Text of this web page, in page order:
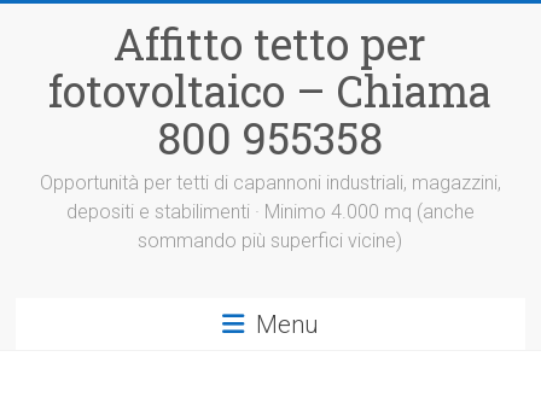
Affitto tetto per
fotovoltaico – Chiama
800 955358
Opportunità per tetti di capannoni industriali, magazzini,
depositi e stabilimenti · Minimo 4.000 mq (anche
sommando più superfici vicine)
Menu